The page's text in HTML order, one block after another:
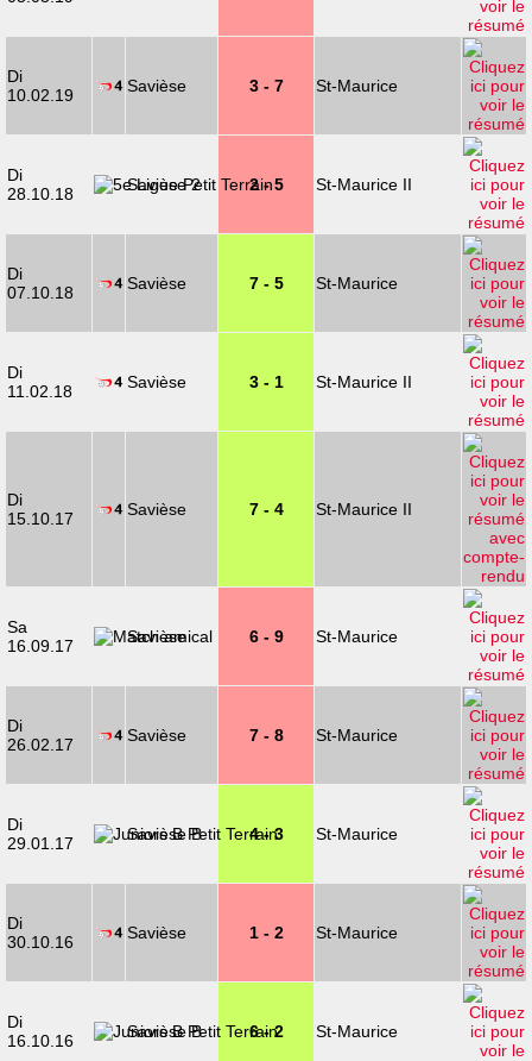
Di
10.02.19
Savièse 3 - 7 St-Maurice
Di
28.10.18
Savièse 2 2 - 5 St-Maurice II
Di
07.10.18
Savièse 7 - 5 St-Maurice
Di
11.02.18
Savièse 3 - 1 St-Maurice II
Di
15.10.17
Savièse 7 - 4 St-Maurice II
Sa
16.09.17
Savièse 6 - 9 St-Maurice
Di
26.02.17
Savièse 7 - 8 St-Maurice
Di
29.01.17
Savièse B 4 - 3 St-Maurice
Di
30.10.16
Savièse 1 - 2 St-Maurice
Di
16.10.16
Savièse B 6 - 2 St-Maurice